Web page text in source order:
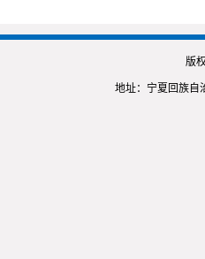
版
地址：宁夏回族自